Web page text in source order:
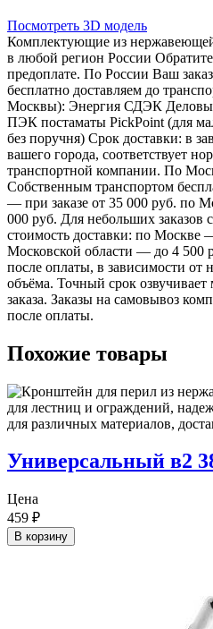
Посмотреть 3D модель
Комплектующие из
в любой регион России
предоплате. По России Ваш
бесплатно доставляем до
Москвы): Энергия СДЭК
ПЭК постаматы PickPoint (для
без поручня) Срок доставки: в
вашего города, соответствует
транспортной компании. По
Собственным транспортом
— при заказе от 35 000 руб. по
000 руб. Для небольших заказов
стоимость доставки: по Москве
Московской области — до 4 500
после оплаты, в зависимости от
объёма. Точный срок
заказа. Заказы на самовывоз
после оплаты.
Похожие товары
Универсальный в2
Цена
459 ₽
В корзину